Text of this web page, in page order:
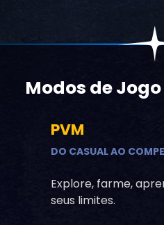
Modos de Jogo
PVM
DO CASUAL AO
Explore, farme,
seus limites.